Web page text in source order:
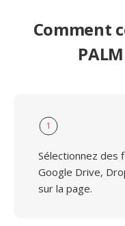
Comment
1
Sélectionnez des
Google Drive,
sur la page.